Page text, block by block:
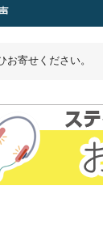
お寄せください。